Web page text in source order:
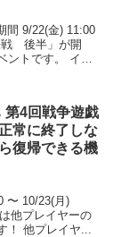
ントです。 イベ
第4回戦争遊戯
常に終了しな
復帰できる機
パーティと対戦し、ランキングを競うイベントです！ 他プレイヤ...